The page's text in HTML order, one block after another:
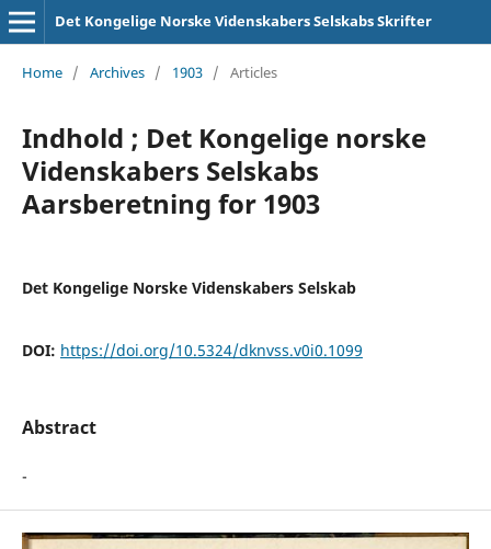
Det Kongelige Norske Videnskabers Selskabs Skrifter
Home / Archives / 1903 / Articles
Indhold ; Det Kongelige norske
Videnskabers Selskabs
Aarsberetning for 1903
Det Kongelige Norske Videnskabers Selskab
DOI: https://doi.org/10.5324/dknvss.v0i0.1099
Abstract
-